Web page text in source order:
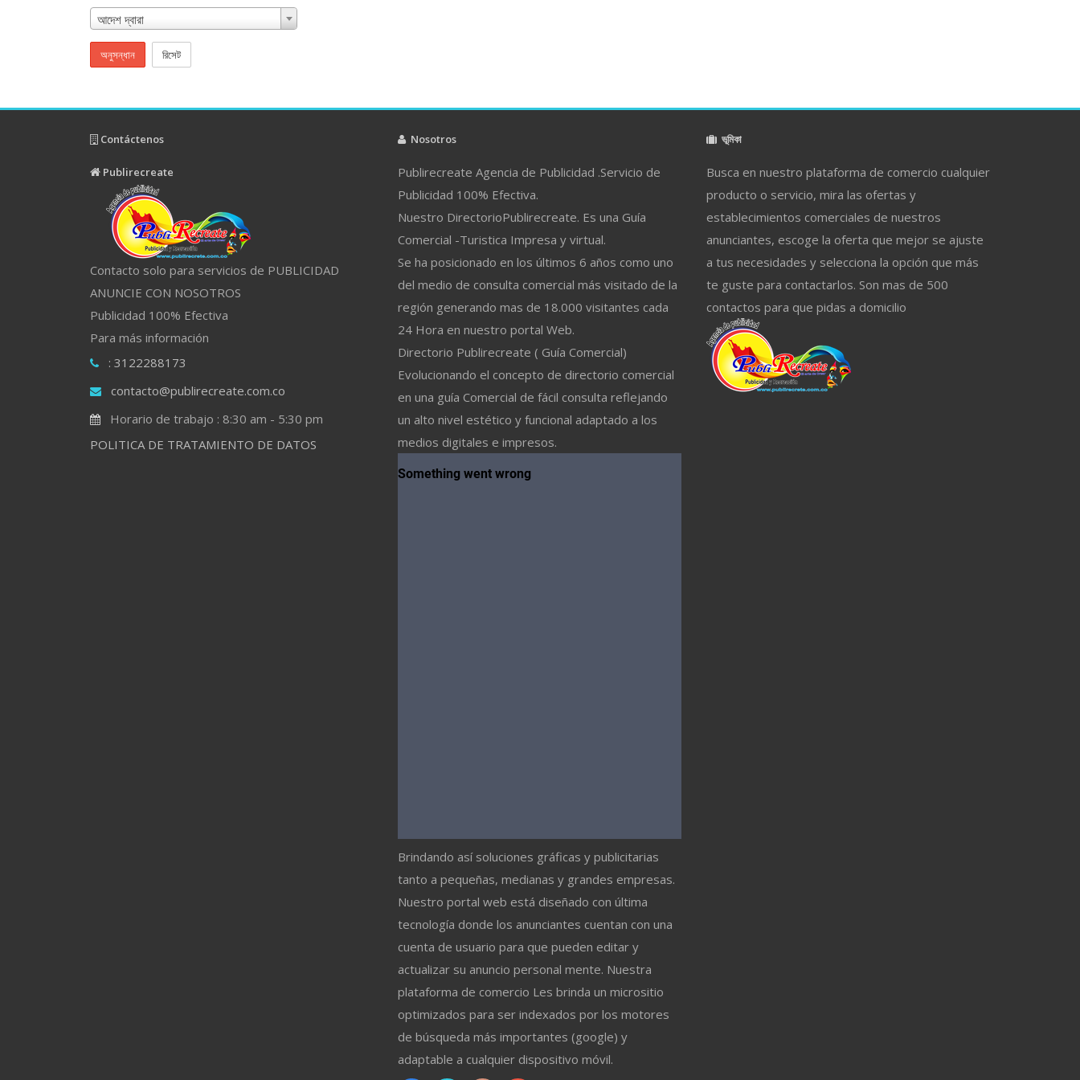
আদেশ দ্বারা
অনুসন্ধান রিসেট
Contáctenos
Publirecreate
Contacto solo para servicios de PUBLICIDAD
ANUNCIE CON NOSOTROS
Publicidad 100% Efectiva
Para más información
: 3122288173
contacto@publirecreate.com.co
Horario de trabajo : 8:30 am - 5:30 pm
POLITICA DE TRATAMIENTO DE DATOS
Nosotros
Publirecreate Agencia de Publicidad .Servicio de
Publicidad 100% Efectiva.
Nuestro DirectorioPublirecreate. Es una Guía
Comercial -Turistica Impresa y virtual.
Se ha posicionado en los últimos 6 años como uno
del medio de consulta comercial más visitado de la
región generando mas de 18.000 visitantes cada
24 Hora en nuestro portal Web.
Directorio Publirecreate ( Guía Comercial)
Evolucionando el concepto de directorio comercial
en una guía Comercial de fácil consulta reflejando
un alto nivel estético y funcional adaptado a los
medios digitales e impresos.
Brindando así soluciones gráficas y publicitarias
tanto a pequeñas, medianas y grandes empresas.
Nuestro portal web está diseñado con última
tecnología donde los anunciantes cuentan con una
cuenta de usuario para que pueden editar y
actualizar su anuncio personal mente. Nuestra
plataforma de comercio Les brinda un micrositio
optimizados para ser indexados por los motores
de búsqueda más importantes (google) y
adaptable a cualquier dispositivo móvil.
ভূমিকা
Busca en nuestro plataforma de comercio cualquier
producto o servicio, mira las ofertas y
establecimientos comerciales de nuestros
anunciantes, escoge la oferta que mejor se ajuste
a tus necesidades y selecciona la opción que más
te guste para contactarlos. Son mas de 500
contactos para que pidas a domicilio